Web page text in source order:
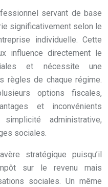
servant de base
significativement selon le
individuelle. Cette
influence directement le
et nécessite une
règles de chaque régime.
options fiscales,
et inconvénients
administrative,
sociales.
stratégique puisqu’il
sur le revenu mais
sociales. Un même